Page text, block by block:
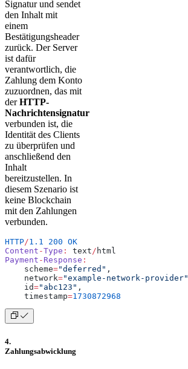
Signatur und sendet
den Inhalt mit
einem
Bestätigungsheader
zurück. Der Server
ist dafür
verantwortlich, die
Zahlung dem Konto
zuzuordnen, das mit
derHTTP-
Nachrichtensignatur
verbunden ist, die
Identität des Clients
zu überprüfen und
anschließend den
Inhalt
bereitzustellen. In
diesem Szenario ist
keine Blockchain
mit den Zahlungen
verbunden.
HTTP/1.1 200 OK
Content -Type : text / html
Payment - Response :
    scheme
="deferred" ,
    network
="example-network-provider"
    id
="abc123" ,
    timestamp
=1730872968
4.
Zahlungsabwicklung